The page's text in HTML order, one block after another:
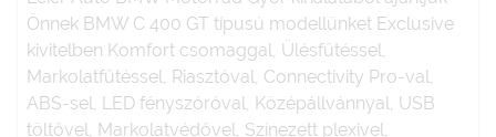
Önnek BMW C 400 GT típusú modellünket Exclusive
kivitelben Komfort csomaggal, Ülésfűtéssel,
Markolatfűtéssel, Riasztóval, Connectivity Pro-val,
ABS-sel, LED fényszóróval, Középállvánnyal, USB
töltővel, Markolatvédővel, Színezett plexivel,